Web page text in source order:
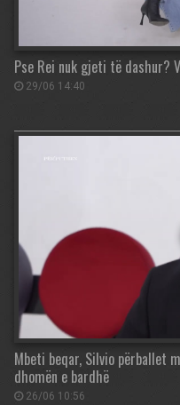
Pse Rei nuk gjeti të dashur?
29/06 14:40
Mbeti beqar, Silvio përballet
dhomën e bardhë
26/06 10:56